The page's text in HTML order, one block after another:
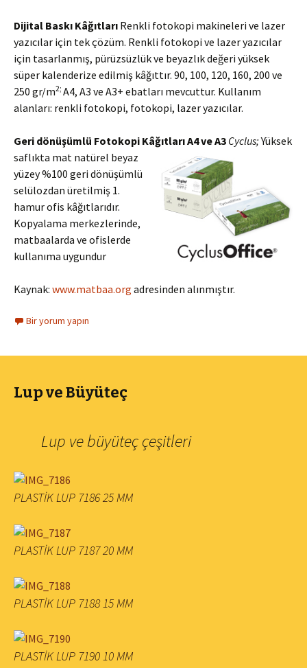
Dijital Baskı Kâğıtları Renkli fotokopi makineleri ve lazer
yazıcılar için tek çözüm. Renkli fotokopi ve lazer yazıcılar
için tasarlanmış, pürüzsüzlük ve beyazlık değeri yüksek
süper kalenderize edilmiş kâğıttır. 90, 100, 120, 160, 200 ve
250 gr/m2; A4, A3 ve A3+ ebatları mevcuttur. Kullanım
alanları: renkli fotokopi, fotokopi, lazer yazıcılar.
Geri dönüşümlü Fotokopi Kâğıtları A4 ve A3 Cyclus;Yüksek
saflıkta mat natürel beyaz
yüzey %100 geri dönüşümlü
selülozdan üretilmiş 1.
hamur ofis kâğıtlarıdır.
Kopyalama merkezlerinde,
matbaalarda ve ofislerde
kullanıma uygundur
Kaynak: www.matbaa.org adresinden alınmıştır.
Bir yorum yapın
Lup ve Büyüteç
Lup ve büyüteç çeşitleri
PLASTİK LUP 7186 25 MM
PLASTİK LUP 7187 20 MM
PLASTİK LUP 7188 15 MM
PLASTİK LUP 7190 10 MM